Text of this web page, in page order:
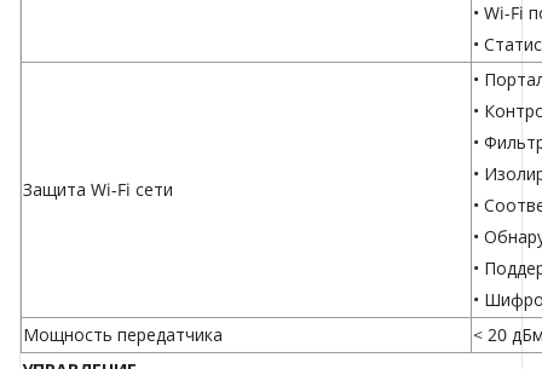
• Wi-Fi
•
Защита Wi-Fi сети
•
•
•
•
•
•
•
•
Мощность передатчика
< 20